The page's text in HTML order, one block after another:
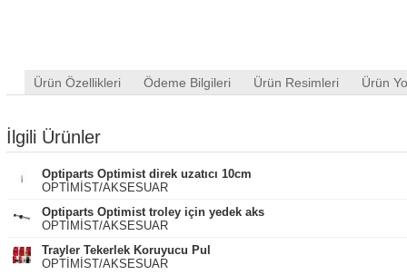
Ürün Özellikleri Ödeme Bilgileri Ürün Resimleri Ürün
İlgili Ürünler
Optiparts Optimist direk uzatıcı 10cm
OPTİMİST/AKSESUAR
Optiparts Optimist troley için yedek aks
OPTİMİST/AKSESUAR
Trayler Tekerlek Koruyucu Pul
OPTİMİST/AKSESUAR